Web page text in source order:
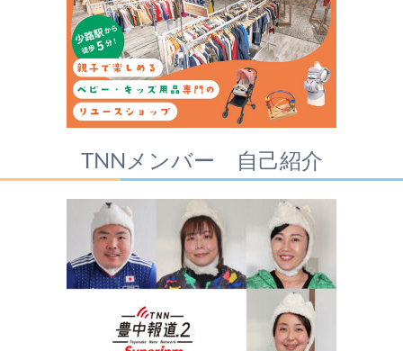
TNNメンバー 自己紹介